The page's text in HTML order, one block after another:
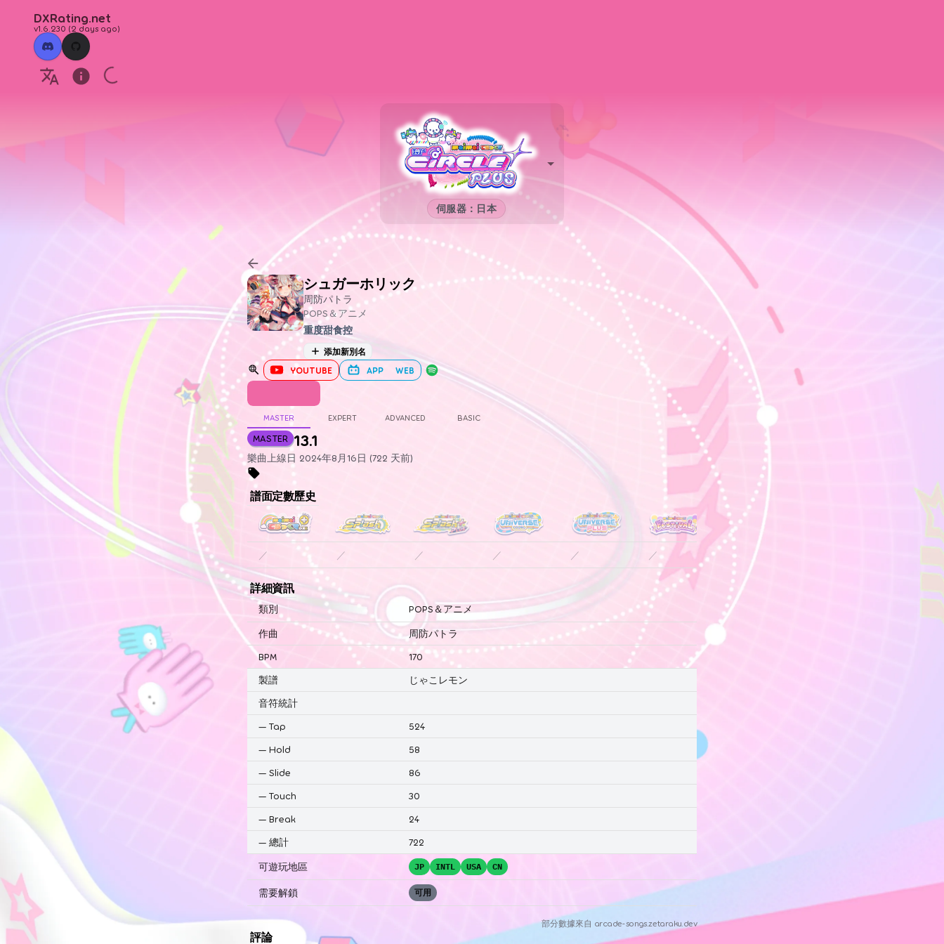
DXRating.net
v1.6.230 (2 days ago)
伺服器：日本
シュガーホリック
周防パトラ
POPS＆アニメ
重度甜食控
添加新別名
YOUTUBE APP WEB
MASTER EXPERT ADVANCED BASIC
MASTER 13.1
樂曲上線日 2024年8月16日 (722 天前)
譜面定數歷史
／ ／ ／ ／ ／ ／ ／
詳細資訊
類別 POPS＆アニメ
作曲
周防パトラ
BPM
170
製譜
じゃこレモン
音符統計
— Tap
524
— Hold
58
— Slide
86
— Touch
30
— Break
24
— 總計 722
可遊玩地區 JP INTL USA CN
需要解鎖 可用
部分數據來自 arcade-songs.zetaraku.dev
評論